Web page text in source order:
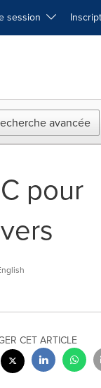
session
avancée
pour
CET ARTICLE